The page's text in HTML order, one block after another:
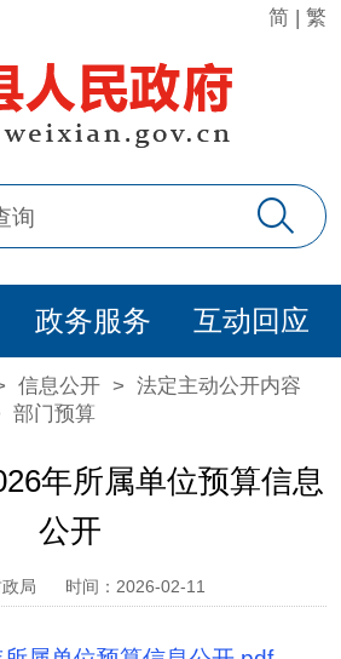
简 |繁
政务服务 互动回应
信息公开> 法定主动公开内容
部门预算
年所属单位预算信息
公开
局 时间：2026-02-11